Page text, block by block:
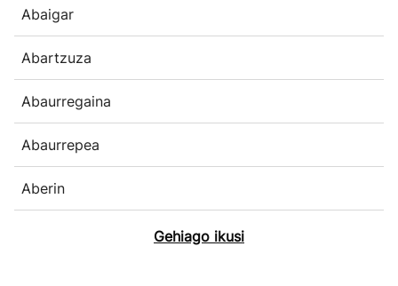
Abaigar
Abartzuza
Abaurregaina
Abaurrepea
Aberin
Gehiago ikusi